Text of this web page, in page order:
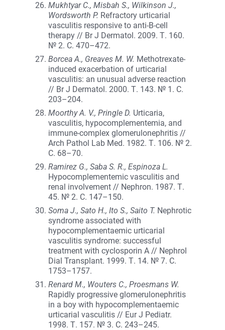
Mukhtyar C., Misbah S., Wilkinson J.,
Wordsworth P. Refractory urticarial
vasculitis responsive to anti-B-cell
therapy // Br J Dermatol. 2009. Т. 160.
№ 2. С. 470–472.
Borcea A., Greaves M. W. Methotrexate-
induced exacerbation of urticarial
vasculitis: an unusual adverse reaction
// Br J Dermatol. 2000. Т. 143. № 1. С.
203–204.
Moorthy A. V., Pringle D. Urticaria,
vasculitis, hypocomplementemia, and
immune-complex glomerulonephritis //
Arch Pathol Lab Med. 1982. Т. 106. № 2.
С. 68–70.
Ramirez G., Saba S. R., Espinoza L.
Hypocomplementemic vasculitis and
renal involvement // Nephron. 1987. Т.
45. № 2. С. 147–150.
Soma J., Sato H., Ito S., Saito T. Nephrotic
syndrome associated with
hypocomplementaemic urticarial
vasculitis syndrome: successful
treatment with cyclosporin A // Nephrol
Dial Transplant. 1999. Т. 14. № 7. С.
1753–1757.
Renard M., Wouters C., Proesmans W.
Rapidly progressive glomerulonephritis
in a boy with hypocomplementaemic
urticarial vasculitis // Eur J Pediatr.
1998. Т. 157. № 3. С. 243–245.